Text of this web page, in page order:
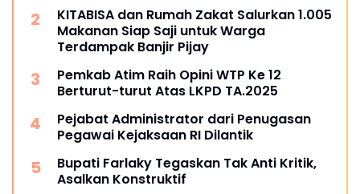
KITABISA dan Rumah Zakat Salurkan 1.005
Makanan Siap Saji untuk Warga
Terdampak Banjir Pijay
Pemkab Atim Raih Opini WTP Ke 12
Berturut-turut Atas LKPD TA.2025
Pejabat Administrator dari Penugasan
Pegawai Kejaksaan RI Dilantik
Bupati Farlaky Tegaskan Tak Anti Kritik,
Asalkan Konstruktif